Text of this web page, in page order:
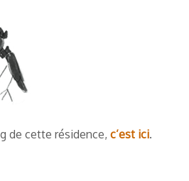
de cette résidence,c’est ici.